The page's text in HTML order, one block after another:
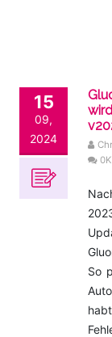
15
09,
2024
So